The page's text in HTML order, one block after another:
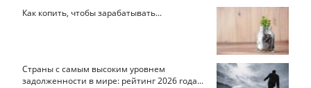
Как копить, чтобы зарабатывать...
Страны с самым высоким уровнем
задолженности в мире: рейтинг 2026 года...